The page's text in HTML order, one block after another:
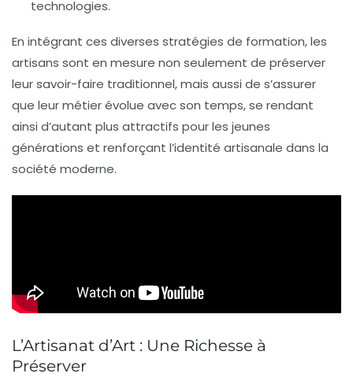
technologies.
En intégrant ces diverses stratégies de formation, les
artisans sont en mesure non seulement de préserver
leursavoir-faire traditionnel, mais aussi de s’assurer
que leur métier évolue avec son temps, se rendant
ainsi d’autant plus attractifs pour les jeunes
générations et renforçant l’identité artisanale dans la
société moderne.
L’Artisanat d’Art : Une Richesse à
Préserver